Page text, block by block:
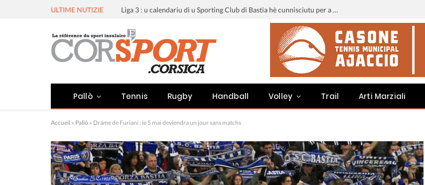
ULTIME NUTIZIE Liga 3 : u calendariu di u Sporting Club di Bastia hè cunnisciutu per a staghjoni 2026-2027
Pallò Tennis Rugby Handball Volley Trail Arti Marziali
Accueil » Pallò » Drame de Furiani : le 5 mai deviendra un jour sans matchs